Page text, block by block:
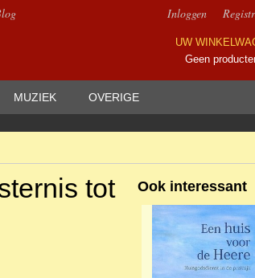
Inloggen
UW
Geen
MUZIEK OVERIGE
tot
Ook interessant